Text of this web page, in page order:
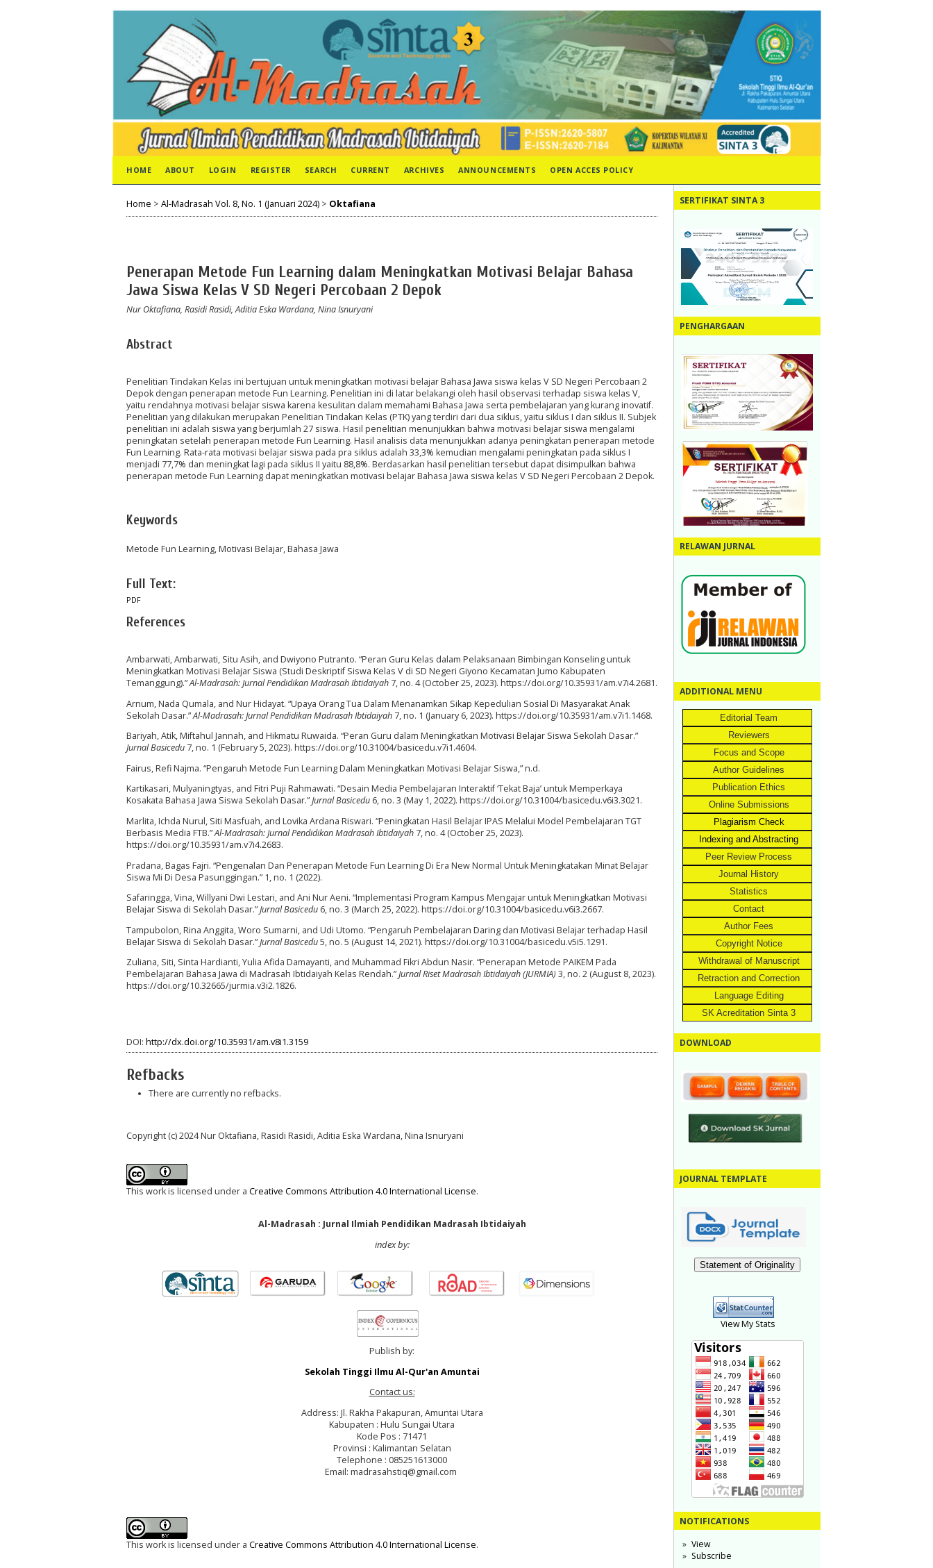
SERTIFIKAT SINTA 3
PENGHARGAAN
RELAWAN JURNAL
ADDITIONAL MENU
Editorial Team
Reviewers
Focus and Scope
Author Guidelines
Publication Ethics
Online Submissions
Plagiarism Check
Indexing and Abstracting
Peer Review Process
Journal History
Statistics
Contact
Author Fees
Copyright Notice
Withdrawal of Manuscript
Retraction and Correction
Language Editing
SK Acreditation Sinta 3
DOWNLOAD
JOURNAL TEMPLATE
Statement of Originality
View My Stats
NOTIFICATIONS
View
Subscribe
HOME ABOUT LOGIN REGISTER SEARCH CURRENT ARCHIVES ANNOUNCEMENTS OPEN ACCES POLICY
Home > Al-Madrasah Vol. 8, No. 1 (Januari 2024) > Oktafiana
Penerapan Metode Fun Learning dalam Meningkatkan Motivasi Belajar Bahasa
Jawa Siswa Kelas V SD Negeri Percobaan 2 Depok
Nur Oktafiana, Rasidi Rasidi, Aditia Eska Wardana, Nina Isnuryani
Abstract
Penelitian Tindakan Kelas ini bertujuan untuk meningkatkan motivasi belajar Bahasa Jawa siswa kelas V SD Negeri Percobaan 2
Depok dengan penerapan metode Fun Learning. Penelitian ini di latar belakangi oleh hasil observasi terhadap siswa kelas V,
yaitu rendahnya motivasi belajar siswa karena kesulitan dalam memahami Bahasa Jawa serta pembelajaran yang kurang inovatif.
Penelitian yang dilakukan merupakan Penelitian Tindakan Kelas (PTK) yang terdiri dari dua siklus, yaitu siklus I dan siklus II. Subjek
penelitian ini adalah siswa yang berjumlah 27 siswa. Hasil penelitian menunjukkan bahwa motivasi belajar siswa mengalami
peningkatan setelah penerapan metode Fun Learning. Hasil analisis data menunjukkan adanya peningkatan penerapan metode
Fun Learning. Rata-rata motivasi belajar siswa pada pra siklus adalah 33,3% kemudian mengalami peningkatan pada siklus I
menjadi 77,7% dan meningkat lagi pada siklus II yaitu 88,8%. Berdasarkan hasil penelitian tersebut dapat disimpulkan bahwa
penerapan metode Fun Learning dapat meningkatkan motivasi belajar Bahasa Jawa siswa kelas V SD Negeri Percobaan 2 Depok.
Keywords
Metode Fun Learning, Motivasi Belajar, Bahasa Jawa
Full Text:
PDF
References
Ambarwati, Ambarwati, Situ Asih, and Dwiyono Putranto. “Peran Guru Kelas dalam Pelaksanaan Bimbingan Konseling untuk
Meningkatkan Motivasi Belajar Siswa (Studi Deskriptif Siswa Kelas V di SD Negeri Giyono Kecamatan Jumo Kabupaten
Temanggung).”Al-Madrasah: Jurnal Pendidikan Madrasah Ibtidaiyah 7, no. 4 (October 25, 2023). https://doi.org/10.35931/am.v7i4.2681.
Arnum, Nada Qumala, and Nur Hidayat. “Upaya Orang Tua Dalam Menanamkan Sikap Kepedulian Sosial Di Masyarakat Anak
Sekolah Dasar.”Al-Madrasah: Jurnal Pendidikan Madrasah Ibtidaiyah 7, no. 1 (January 6, 2023). https://doi.org/10.35931/am.v7i1.1468.
Bariyah, Atik, Miftahul Jannah, and Hikmatu Ruwaida. “Peran Guru dalam Meningkatkan Motivasi Belajar Siswa Sekolah Dasar.”
Jurnal Basicedu 7, no. 1 (February 5, 2023). https://doi.org/10.31004/basicedu.v7i1.4604.
Fairus, Refi Najma. “Pengaruh Metode Fun Learning Dalam Meningkatkan Motivasi Belajar Siswa,” n.d.
Kartikasari, Mulyaningtyas, and Fitri Puji Rahmawati. “Desain Media Pembelajaran Interaktif ‘Tekat Baja’ untuk Memperkaya
Kosakata Bahasa Jawa Siswa Sekolah Dasar.”Jurnal Basicedu 6, no. 3 (May 1, 2022). https://doi.org/10.31004/basicedu.v6i3.3021.
Marlita, Ichda Nurul, Siti Masfuah, and Lovika Ardana Riswari. “Peningkatan Hasil Belajar IPAS Melalui Model Pembelajaran TGT
Berbasis Media FTB.”Al-Madrasah: Jurnal Pendidikan Madrasah Ibtidaiyah 7, no. 4 (October 25, 2023).
https://doi.org/10.35931/am.v7i4.2683.
Pradana, Bagas Fajri. “Pengenalan Dan Penerapan Metode Fun Learning Di Era New Normal Untuk Meningkatakan Minat Belajar
Siswa Mi Di Desa Pasunggingan.” 1, no. 1 (2022).
Safaringga, Vina, Willyani Dwi Lestari, and Ani Nur Aeni. “Implementasi Program Kampus Mengajar untuk Meningkatkan Motivasi
Belajar Siswa di Sekolah Dasar.”Jurnal Basicedu 6, no. 3 (March 25, 2022). https://doi.org/10.31004/basicedu.v6i3.2667.
Tampubolon, Rina Anggita, Woro Sumarni, and Udi Utomo. “Pengaruh Pembelajaran Daring dan Motivasi Belajar terhadap Hasil
Belajar Siswa di Sekolah Dasar.”Jurnal Basicedu5, no. 5 (August 14, 2021). https://doi.org/10.31004/basicedu.v5i5.1291.
Zuliana, Siti, Sinta Hardianti, Yulia Afida Damayanti, and Muhammad Fikri Abdun Nasir. “Penerapan Metode PAIKEM Pada
Pembelajaran Bahasa Jawa di Madrasah Ibtidaiyah Kelas Rendah.”Jurnal Riset Madrasah Ibtidaiyah (JURMIA) 3, no. 2 (August 8, 2023).
https://doi.org/10.32665/jurmia.v3i2.1826.
DOI: http://dx.doi.org/10.35931/am.v8i1.3159
Refbacks
There are currently no refbacks.
Copyright (c) 2024 Nur Oktafiana, Rasidi Rasidi, Aditia Eska Wardana, Nina Isnuryani
This work is licensed under a Creative Commons Attribution 4.0 International License.
Al-Madrasah : Jurnal Ilmiah Pendidikan Madrasah Ibtidaiyah
index by:
Publish by:
Sekolah Tinggi Ilmu Al-Qur'an Amuntai
Contact us:
Address: Jl. Rakha Pakapuran, Amuntai Utara
Kabupaten : Hulu Sungai Utara
Kode Pos : 71471
Provinsi : Kalimantan Selatan
Telephone : 085251613000
Email: madrasahstiq@gmail.com
This work is licensed under a Creative Commons Attribution 4.0 International License.